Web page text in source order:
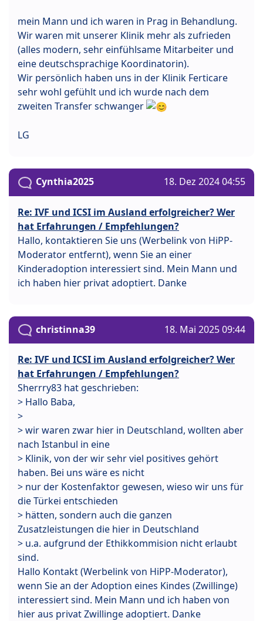
mein Mann und ich waren in Prag in Behandlung.
Wir waren mit unserer Klinik mehr als zufrieden
(alles modern, sehr einfühlsame Mitarbeiter und
eine deutschsprachige Koordinatorin).
Wir persönlich haben uns in der Klinik Ferticare
sehr wohl gefühlt und ich wurde nach dem
zweiten Transfer schwanger
LG
Cynthia2025 18. Dez 2024 04:55
Re: IVF und ICSI im Ausland erfolgreicher? Wer
hat Erfahrungen / Empfehlungen?
Hallo, kontaktieren Sie uns (Werbelink von HiPP-
Moderator entfernt), wenn Sie an einer
Kinderadoption interessiert sind. Mein Mann und
ich haben hier privat adoptiert. Danke
christinna39 18. Mai 2025 09:44
Re: IVF und ICSI im Ausland erfolgreicher? Wer
hat Erfahrungen / Empfehlungen?
Sherrry83 hat geschrieben:
> Hallo Baba,
>
> wir waren zwar hier in Deutschland, wollten aber
nach Istanbul in eine
> Klinik, von der wir sehr viel positives gehört
haben. Bei uns wäre es nicht
> nur der Kostenfaktor gewesen, wieso wir uns für
die Türkei entschieden
> hätten, sondern auch die ganzen
Zusatzleistungen die hier in Deutschland
> u.a. aufgrund der Ethikkommision nicht erlaubt
sind.
Hallo Kontakt (Werbelink von HiPP-Moderator),
wenn Sie an der Adoption eines Kindes (Zwillinge)
interessiert sind. Mein Mann und ich haben von
hier aus privat Zwillinge adoptiert. Danke